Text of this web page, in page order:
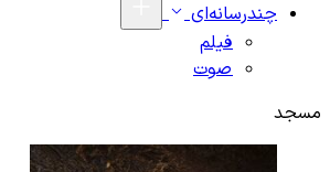
چندرسانه‌ای
فیلم
صوت
مسجد